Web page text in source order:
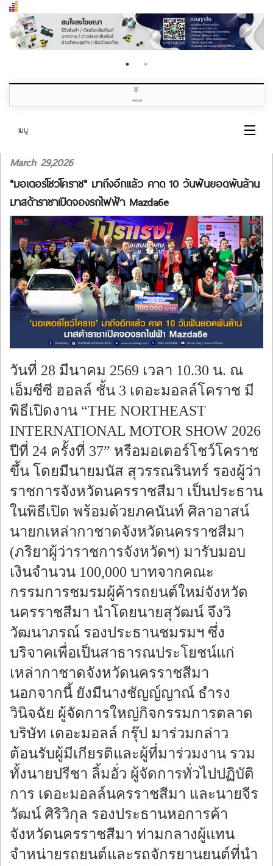
8th
AUGUST
เมนู
หน้าแรก
หมวดข่าว
เกี่ยวกับเรา
ติดต่อเรา
ร้องทุกข์
March 29,2026
"มอเตอร์โชว์โคราช" มาถึงอีกแล้ว คาด 10 วันฟันยอดพันล้าน
มาสด้าราชาเปิดจองรถไฟฟ้า Mazda6e
วันที่ 28 มีนาคม 2569 เวลา 10.30 น. ณ
เอ็มซีซี ฮอลล์ ชั้น 3 เดอะมอลล์โคราช มี
พิธีเปิดงาน “THE NORTHEAST
INTERNATIONAL MOTOR SHOW 2026
ปีที่ 24 ครั้งที่ 37” หรือมอเตอร์โชว์โคราช
ขึ้น โดยมีนายมนัส สุวรรณรินทร์ รองผู้ว่า
ราชการจังหวัดนครราชสีมา เป็นประธาน
ในพิธีเปิด พร้อมด้วยภคนันท์ ศิลาอาสน์
นายกเหล่ากาชาดจังหวัดนครราชสีมา
(ภริยาผู้ว่าราชการจังหวัดฯ) มารับมอบ
เงินจำนวน 100,000 บาทจากคณะ
กรรมการชมรมผู้ค้ารถยนต์ใหม่จังหวัด
นครราชสีมา นำโดยนายสุวัฒน์ จึงวิ
วัฒนาภรณ์ รองประธานชมรมฯ ซึ่ง
บริจาคเพื่อเป็นสาธารณประโยชน์แก่
เหล่ากาชาดจังหวัดนครราชสีมา
นอกจากนี้ ยังมีนางชัญญ์ญาณ์ ธำรง
วินิจฉัย ผู้จัดการใหญ่กิจกรรมการตลาด
บริษัท เดอะมอลล์ กรุ๊ป มาร่วมกล่าว
ต้อนรับผู้มีเกียรติและผู้ที่มาร่วมงาน รวม
ทั้งนายปรีชา ลิ้มอั่ว ผู้จัดการทั่วไปปฏิบัติ
การ เดอะมอลล์นครราชสีมา และนายจีร
วัฒน์ ศิริวิกุล รองประธานหอการค้า
จังหวัดนครราชสีมา ท่ามกลางผู้แทน
จำหน่ายรถยนต์และรถจักรยานยนต์ที่นำ